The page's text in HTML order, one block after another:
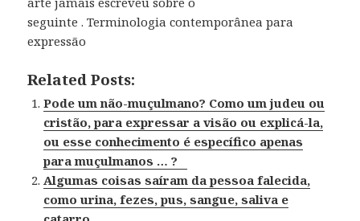
seguinte . Terminologia contemporânea para
expressão
Related Posts:
Pode um não-muçulmano? Como um judeu ou
cristão, para expressar a visão ou explicá-la,
ou esse conhecimento é específico apenas
para muçulmanos … ?
Algumas coisas saíram da pessoa falecida,
como urina, fezes, pus, sangue, saliva e